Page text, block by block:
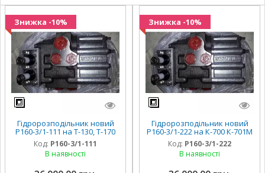
Знижка -10%
Гідророзподільник новий
Р160-3/1-111 на Т-130, Т-170
Код: Р160-3/1-111
В наявності
Знижка -10%
Гідророзподільник новий
Р160-3/1-222 на К-700 К-701М
Код: Р160-3/1-222
В наявності